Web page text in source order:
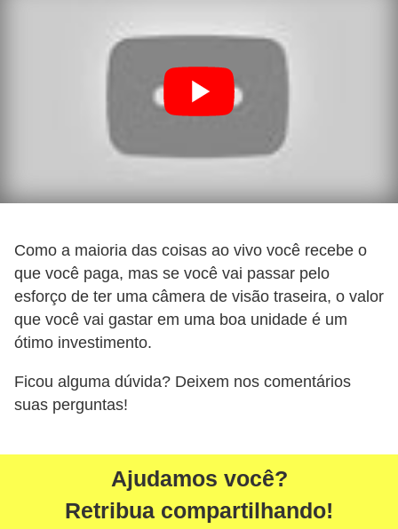
Como a maioria das coisas ao vivo você recebe o
que você paga, mas se você vai passar pelo
esforço de ter uma câmera de visão traseira, o valor
que você vai gastar em uma boa unidade é um
ótimo investimento.
Ficou alguma dúvida? Deixem nos comentários
suas perguntas!
Ajudamos você?
Retribua compartilhando!